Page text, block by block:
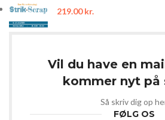
219.00kr.
Vil du have en
kommer nyt på
Så skriv dig op
FØLG OS